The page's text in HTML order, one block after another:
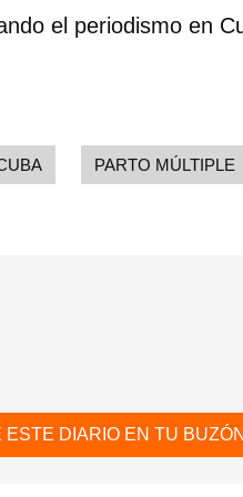
el periodismo en
PARTO MÚLTIPLE
DIARIO EN TU